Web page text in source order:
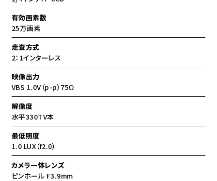
有効画素数
25万画素
走査方式
2：1インターレス
映像出力
VBS 1.0V（p-p）75Ω
解像度
水平330TV本
最低照度
1.0 LUX（f2.0）
カメラ一体レンズ
ピンホール F3.9mm